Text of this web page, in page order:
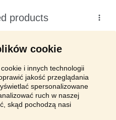
cookie
i innych technologii
jakość przeglądania
spersonalizowane
ruch w naszej
skąd pochodzą nasi